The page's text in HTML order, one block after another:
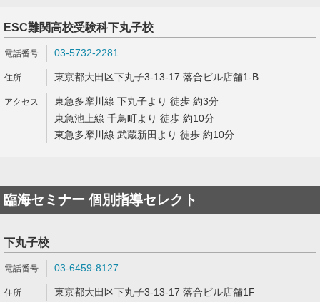
ESC難関高校受験科下丸子校
03-5732-2281
東京都大田区下丸子3-13-17 落合ビル店舗1-B
東急多摩川線 下丸子より 徒歩 約3分
東急池上線 千鳥町より 徒歩 約10分
東急多摩川線 武蔵新田より 徒歩 約10分
臨海セミナー 個別指導セレクト
下丸子校
03-6459-8127
東京都大田区下丸子3-13-17 落合ビル店舗1F